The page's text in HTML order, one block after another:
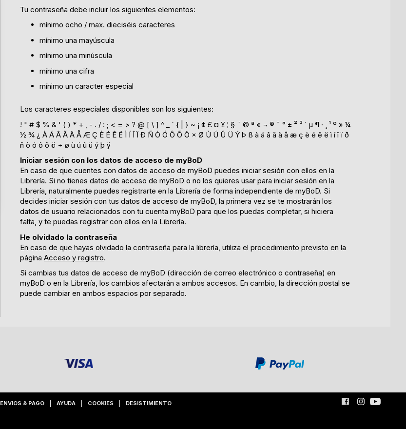
Tu contraseña debe incluir los siguientes elementos:
mínimo ocho / max. dieciséis caracteres
mínimo una mayúscula
mínimo una minúscula
mínimo una cifra
mínimo un caracter especial
Los caracteres especiales disponibles son los siguientes:
! " # $ % & ' ( ) * + , - . / : ; < = > ? @ [ \ ] ^ _ ` { | } ~ ¡ ¢ £ ¤ ¥ ¦ § ¨ © ª « ¬ ® ¯ ° ± ² ³ ´ µ ¶ · ¸ ¹ º » ¼
½ ¾ ¿ À Á Â Ã Ä Å Æ Ç È É Ê Ë Ì Í Î Ï Ð Ñ Ò Ó Ô Õ Ö × Ø Ù Ú Û Ü Ý Þ ß à á â ã ä å æ ç è é ê ë ì í î ï ð
ñ ò ó ô õ ö ÷ ø ù ú û ü ý þ ÿ
Iniciar sesión con los datos de acceso de myBoD
En caso de que cuentes con datos de acceso de myBoD puedes iniciar sesión con ellos en la
Librería. Si no tienes datos de acceso de myBoD o no los quieres usar para iniciar sesión en la
Librería, naturalmente puedes registrarte en la Librería de forma independiente de myBoD. Si
decides iniciar sesión con tus datos de acceso de myBoD, la primera vez se te mostrarán los
datos de usuario relacionados con tu cuenta myBoD para que los puedas completar, si hiciera
falta, y te puedas registrar con ellos en la Librería.
He olvidado la contraseña
En caso de que hayas olvidado la contraseña para la librería, utiliza el procedimiento previsto en la
página Acceso y registro.
Si cambias tus datos de acceso de myBoD (dirección de correo electrónico o contraseña) en
myBoD o en la Librería, los cambios afectarán a ambos accesos. En cambio, la dirección postal se
puede cambiar en ambos espacios por separado.
ENVIOS & PAGO AYUDA COOKIES DESISTIMIENTO